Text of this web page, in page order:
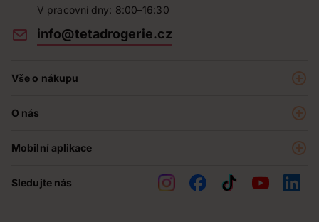
V pracovní dny: 8:00–16:30
info@tetadrogerie.cz
Vše o nákupu
Prodejny
Obchodní podmínky
O nás
Teta pomáhá
Mobilní aplikace
Sledujte nás